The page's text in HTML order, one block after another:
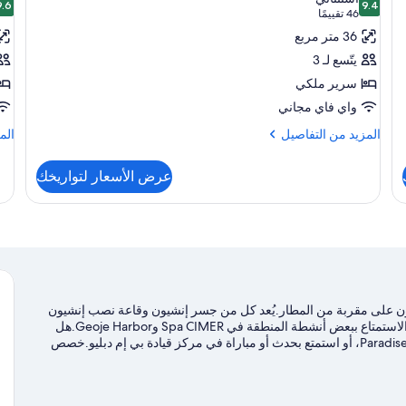
صور
غرفة
-
سرير
ملكي
9.49.4 من 1046 تقييمًا
(46
تقييمًا)
36 متر مربع
يتّسع لـ 3
سرير ملكي
واي فاي مجاني
المزيد من التفاصيل
المزيد
غرفة
عرض الأسعار لتواريخك
-
على مقربة من المطار.يُعد كل من جسر إنشيون وقاعة نصب إنشيون
لاندينج التذكاري من معالم الجذب السياحية المحلية، بينما يُمكن الاستمتاع ببعض أنشطة المنطقة في Spa CIMER وGeoje Harbor.هل
تصطحب أطفالك في السفر؟ لا تفوت زيارة Paradise City Wonder Box، أو استمتع بحدث أو مباراة في مركز قيادة بي إم دبليو.خصص